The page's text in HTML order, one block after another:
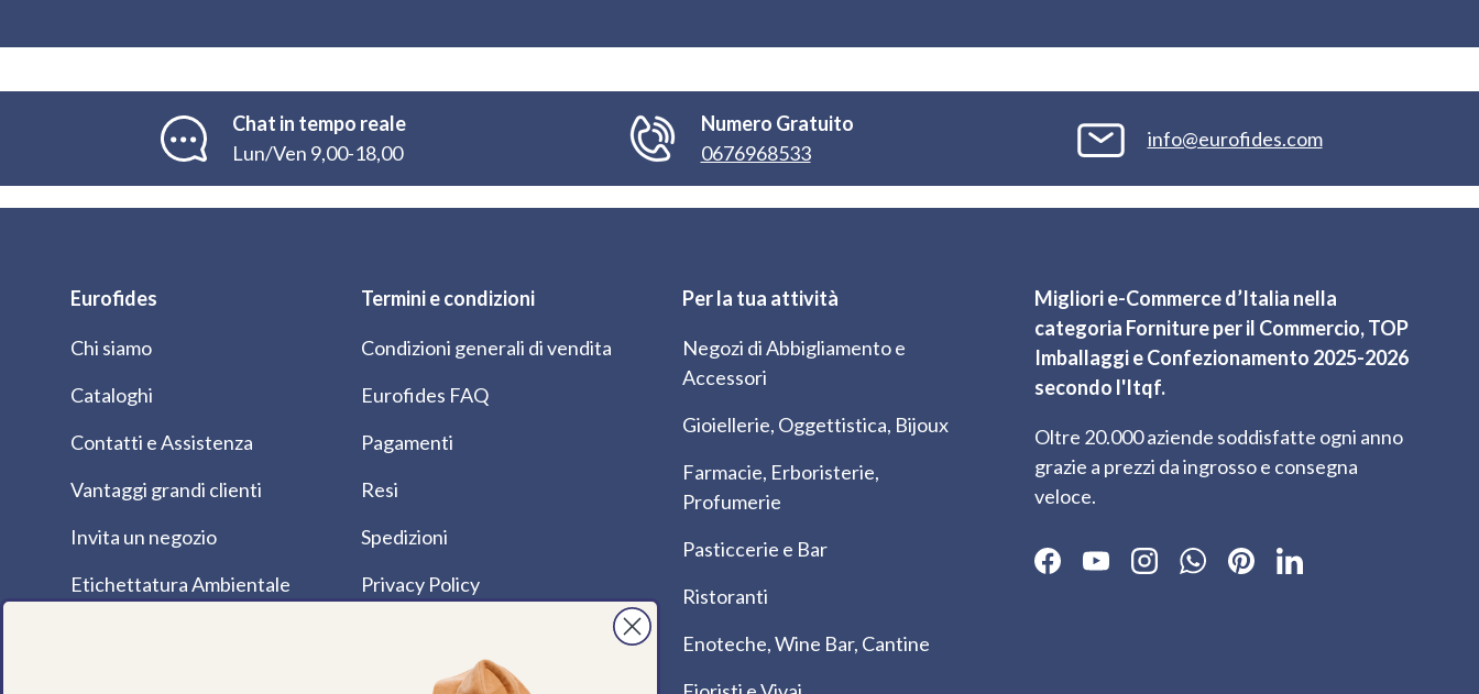
Chat in tempo reale
Lun/Ven 9,00-18,00
Numero Gratuito
0676968533
info@eurofides.com
Eurofides
Chi siamo
Cataloghi
Contatti e Assistenza
Vantaggi grandi clienti
Invita un negozio
Etichettatura Ambientale
Termini e condizioni
Condizioni generali di vendita
Eurofides FAQ
Pagamenti
Resi
Spedizioni
Privacy Policy
Per la tua attività
Negozi di Abbigliamento e
Accessori
Gioiellerie, Oggettistica, Bijoux
Farmacie, Erboristerie,
Profumerie
Pasticcerie e Bar
Ristoranti
Enoteche, Wine Bar, Cantine
Migliori e-Commerce d’Italia nella
categoria Forniture per il Commercio, TOP
Imballaggi e Confezionamento 2025-2026
secondo l'Itqf.
Oltre 20.000 aziende soddisfatte ogni anno
grazie a prezzi da ingrosso e consegna
veloce.
Facebook
YouTubeInstagramWhatsApp
PinterestLinkedIn